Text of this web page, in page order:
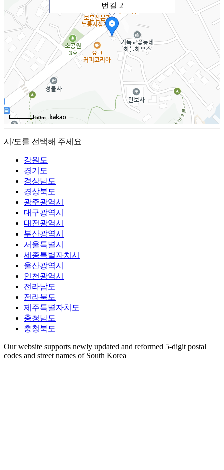
번길 2
50m
시/도를 선택해 주세요
강원도
경기도
경상남도
경상북도
광주광역시
대구광역시
대전광역시
부산광역시
서울특별시
세종특별자치시
울산광역시
인천광역시
전라남도
전라북도
제주특별자치도
충청남도
충청북도
Our website supports newly updated and reformed 5-digit postal
codes and street names of South Korea